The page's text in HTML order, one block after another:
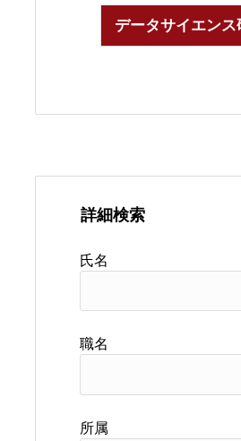
データサイエンス
詳細検索
氏名
職名
所属